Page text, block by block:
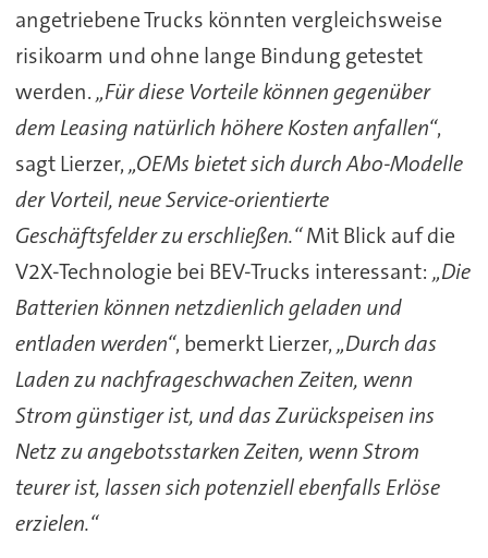
angetriebene Trucks könnten vergleichsweise
risikoarm und ohne lange Bindung getestet
werden.„Für diese Vorteile können gegenüber
dem Leasing natürlich höhere Kosten anfallen“,
sagt Lierzer,„OEMs bietet sich durch Abo-Modelle
der Vorteil, neue Service-orientierte
Geschäftsfelder zu erschließen.“Mit Blick auf die
V2X-Technologie bei BEV-Trucks interessant: „Die
Batterien können netzdienlich geladen und
entladen werden“, bemerkt Lierzer,„Durch das
Laden zu nachfrageschwachen Zeiten, wenn
Strom günstiger ist, und das Zurückspeisen ins
Netz zu angebotsstarken Zeiten, wenn Strom
teurer ist, lassen sich potenziell ebenfalls Erlöse
erzielen.“